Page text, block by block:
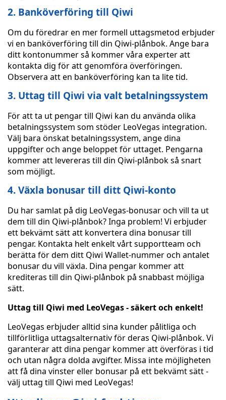
2. Banköverföring till Qiwi
Om du föredrar en mer formell uttagsmetod erbjuder
vi en banköverföring till din Qiwi-plånbok. Ange bara
ditt kontonummer så kommer våra experter att
kontakta dig för att genomföra överföringen.
Observera att en banköverföring kan ta lite tid.
3. Uttag till Qiwi via valt betalningssystem
För att ta ut pengar till Qiwi kan du använda olika
betalningssystem som stöder LeoVegas integration.
Välj bara önskat betalningssystem, ange dina
uppgifter och ange beloppet för uttaget. Pengarna
kommer att levereras till din Qiwi-plånbok så snart
som möjligt.
4. Växla bonusar till ditt Qiwi-konto
Du har samlat på dig LeoVegas-bonusar och vill ta ut
dem till din Qiwi-plånbok? Inga problem! Vi erbjuder
ett bekvämt sätt att konvertera dina bonusar till
pengar. Kontakta helt enkelt vårt supportteam och
berätta för dem ditt Qiwi Wallet-nummer och antalet
bonusar du vill växla. Dina pengar kommer att
krediteras till din Qiwi-plånbok på snabbast möjliga
sätt.
Uttag till Qiwi med LeoVegas - säkert och enkelt!
LeoVegas erbjuder alltid sina kunder pålitliga och
tillförlitliga uttagsalternativ för deras Qiwi-plånbok. Vi
garanterar att dina pengar kommer att överföras i tid
och utan några dolda avgifter. Missa inte möjligheten
att få dina vinster eller bonusar på ett bekvämt sätt -
välj uttag till Qiwi med LeoVegas!